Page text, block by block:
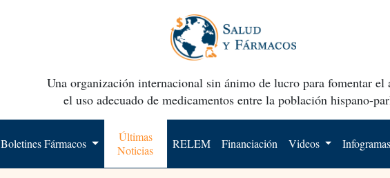
Una organización internacional sin ánimo de lucro para fomentar el
el uso adecuado de medicamentos entre la población hispano-
Boletines Fármacos
Últimas
Noticias
RELEM Financiación Videos Infogramas